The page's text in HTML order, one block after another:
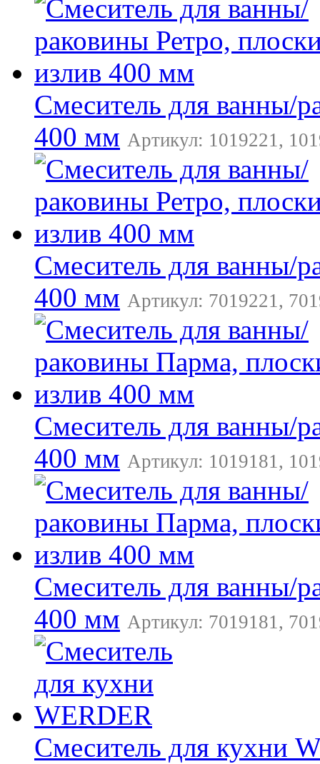
Смеситель для ванны/
400 мм Артикул: 1019221,
Смеситель для ванны/
400 мм Артикул: 7019221,
Смеситель для ванны/
400 мм Артикул: 1019181,
Смеситель для ванны/
400 мм Артикул: 7019181,
Смеситель для кухни